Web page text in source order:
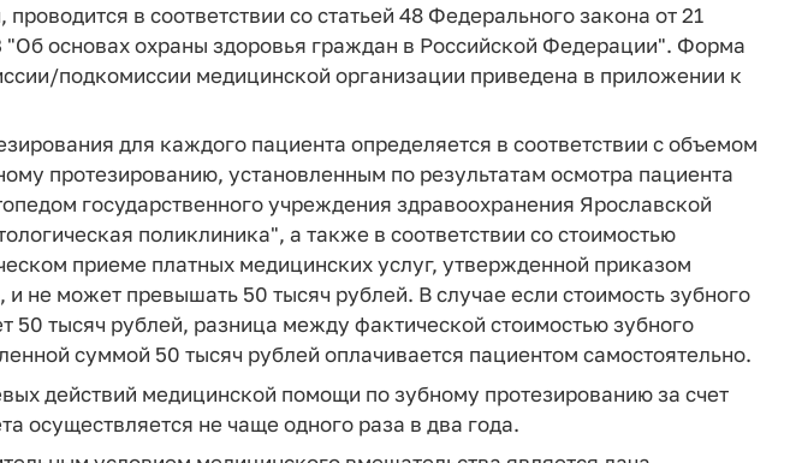
в соответствии со статьей 48 Федерального закона от 21
"Об основах охраны здоровья граждан в Российской Федерации". Форма
подкомиссии медицинской организации приведена в приложении к
для каждого пациента определяется в соответствии с объемом
протезированию, установленным по результатам осмотра пациента
государственного учреждения здравоохранения Ярославской
поликлиника", а также в соответствии со стоимостью
приеме платных медицинских услуг, утвержденной приказом
не может превышать 50 тысяч рублей. В случае если стоимость зубного
50 тысяч рублей, разница между фактической стоимостью зубного
суммой 50 тысяч рублей оплачивается пациентом самостоятельно.
действий медицинской помощи по зубному протезированию за счет
осуществляется не чаще одного раза в два года.